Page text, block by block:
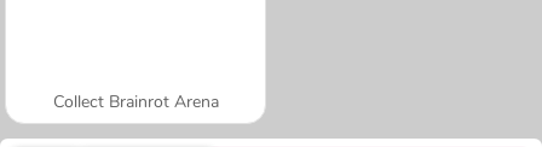
Collect Brainrot Arena